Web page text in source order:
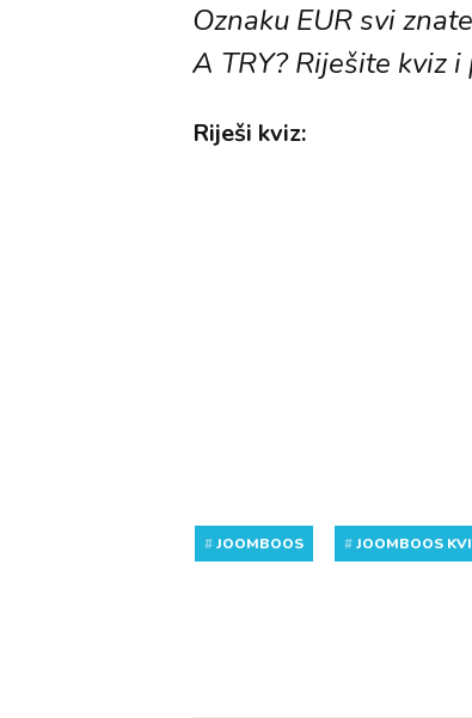
Oznaku EUR svi
A TRY? Riješite kviz
Riješi kviz:
#JOOMBOOS #JOOMBOOS